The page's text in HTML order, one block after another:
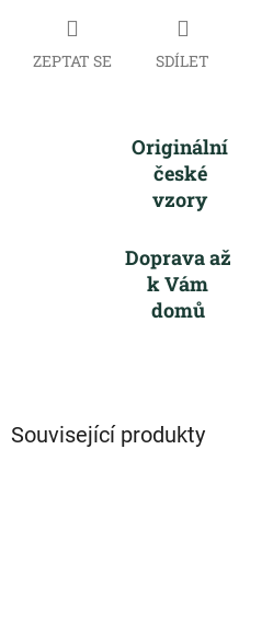
ZEPTAT SE SDÍLET
Originální
české
vzory
Doprava až
k Vám
domů
Související produkty